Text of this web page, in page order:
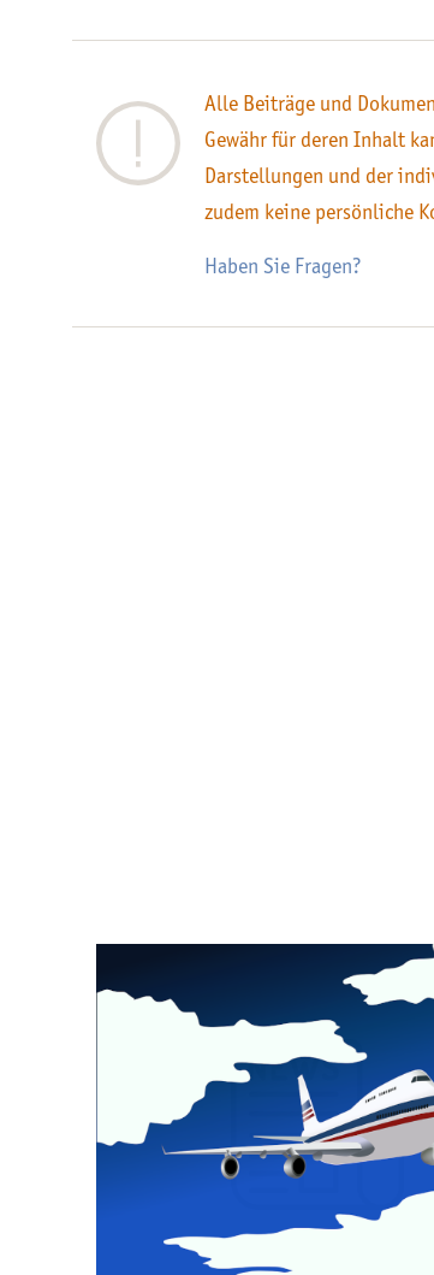
Alle Beiträge und
Gewähr für deren Inhalt
Darstellungen und der
zudem keine persönliche
Haben Sie Fragen?